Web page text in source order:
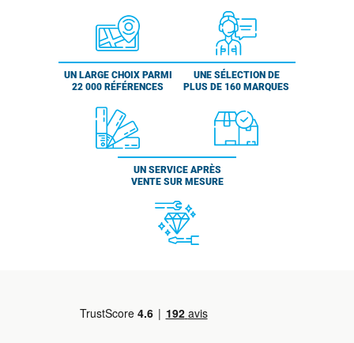
UN LARGE CHOIX PARMI
22 000 RÉFÉRENCES
UNE SÉLECTION DE
PLUS DE 160 MARQUES
UN SERVICE APRÈS
VENTE SUR MESURE